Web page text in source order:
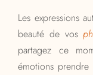
Les expressions
beauté de vos
partagez ce
émotions prendre